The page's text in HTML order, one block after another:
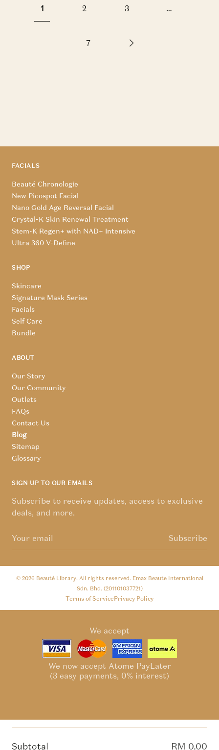
1 2 3 …
7
FACIALS
Beauté Chronologie
New Picospot Facial
Nano Gold Age Reversal Facial
Crystal-K Skin Renewal Treatment
Stem-K Regen+ with NAD+ Intensive
Ultra 360 V-Define
SHOP
Skincare
Signature Mask Series
Facials
Self Care
Bundle
ABOUT
Our Story
Our Community
Outlets
FAQs
Contact Us
Blog
Sitemap
Glossary
SIGN UP TO OUR EMAILS
Subscribe to receive updates, access to exclusive
deals, and more.
Subscribe
© 2026 Beauté Library. All rights reserved. Emax Beaute International
Sdn. Bhd. (201101037721)
Terms of ServicePrivacy Policy
We accept
We now accept Atome PayLater
(3 easy payments, 0% interest)
Subtotal RM 0.00